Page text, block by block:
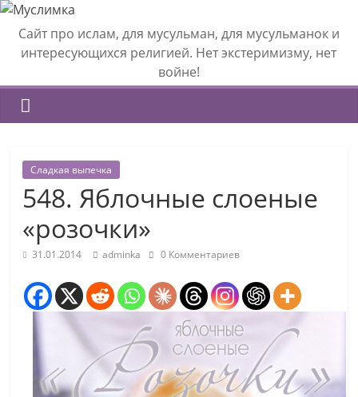
Сайт про ислам, для мусульман, для мусульманок и
интересующихся религией. Нет экстеримизму, нет
войне!
Сладкая выпечка
548. Яблочные слоеные
«розочки»
31.01.2014 adminka 0 Комментариев